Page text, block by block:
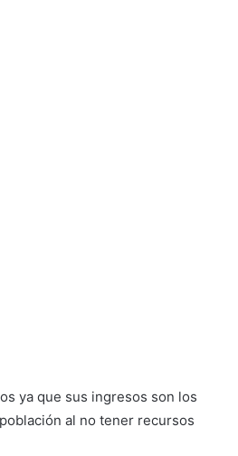
ya que sus ingresos son los
al no tener recursos